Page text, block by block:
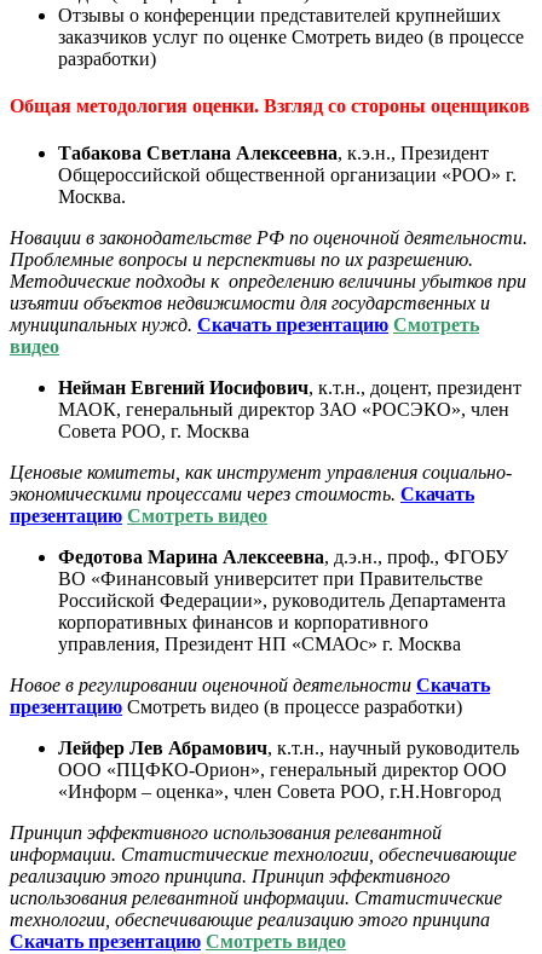
Отзывы о конференции представителей крупнейших
заказчиков услуг по оценке Смотреть видео (в процессе
разработки)
Общая методология оценки. Взгляд со стороны оценщиков
Табакова Светлана Алексеевна, к.э.н., Президент
Общероссийской общественной организации «РОО» г.
Москва.
Новации в законодательстве РФ по оценочной деятельности.
Проблемные вопросы и перспективы по их разрешению.
Методические подходы к определению величины убытков при
изъятии объектов недвижимости для государственных и
муниципальных нужд. Скачать презентацию Смотреть
видео
Нейман Евгений Иосифович, к.т.н., доцент, президент
МАОК, генеральный директор ЗАО «РОСЭКО», член
Совета РОО, г. Москва
Ценовые комитеты, как инструмент управления социально-
экономическими процессами через стоимость. Скачать
презентацию Смотреть видео
Федотова Марина Алексеевна, д.э.н., проф., ФГОБУ
ВО «Финансовый университет при Правительстве
Российской Федерации», руководитель Департамента
корпоративных финансов и корпоративного
управления, Президент НП «СМАОс» г. Москва
Новое в регулировании оценочной деятельности Скачать
презентацию Смотреть видео (в процессе разработки)
Лейфер Лев Абрамович, к.т.н., научный руководитель
ООО «ПЦФКО-Орион», генеральный директор ООО
«Информ – оценка», член Совета РОО, г.Н.Новгород
Принцип эффективного использования релевантной
информации. Статистические технологии, обеспечивающие
реализацию этого принципа. Принцип эффективного
использования релевантной информации. Статистические
технологии, обеспечивающие реализацию этого принципа
Скачать презентацию Смотреть видео